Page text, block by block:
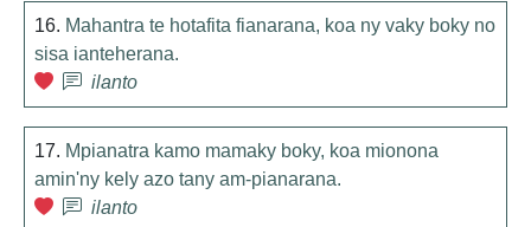
16. Mahantra te hotafita fianarana, koa ny vaky boky no
sisa ianteherana.
ilanto
17. Mpianatra kamo mamaky boky, koa mionona
amin'ny kely azo tany am-pianarana.
ilanto